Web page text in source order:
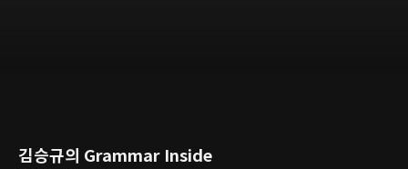
김승규의 Grammar Inside